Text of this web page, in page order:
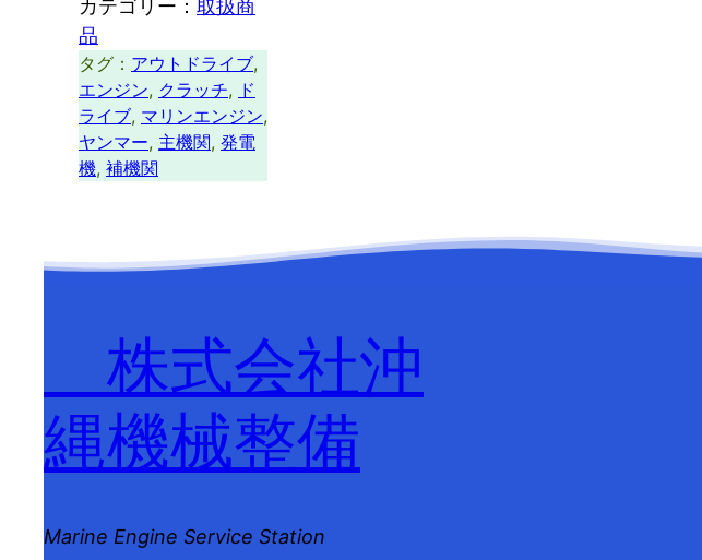
カテゴリー： 取扱商
品
タグ： アウトドライブ
エンジン, クラッチ, ド
ライブ, マリンエンジン
ヤンマー, 主機関, 発電
機, 補機関
株式会社沖
縄機械整備
Marine Engine Service Station